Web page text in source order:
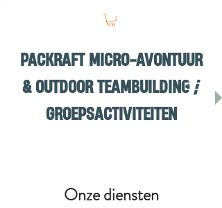
PACKRAFT MICRO-AVONTUUR
& OUTDOOR TEAMBUILDING /
GROEPSACTIVITEITEN
Onze diensten